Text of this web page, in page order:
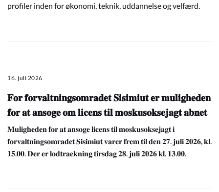
profiler inden for økonomi, teknik, uddannelse og velfærd.
16. juli 2026
𝐅𝐨𝐫 𝐟𝐨𝐫𝐯𝐚𝐥𝐭𝐧𝐢𝐧𝐠𝐬𝐨𝐦𝐫𝐚𝐝𝐞𝐭 𝐒𝐢𝐬𝐢𝐦𝐢𝐮𝐭 𝐞𝐫 𝐦𝐮𝐥𝐢𝐠𝐡𝐞𝐝𝐞𝐧
𝐟𝐨𝐫 𝐚𝐭 𝐚𝐧𝐬𝐨𝐠𝐞 𝐨𝐦 𝐥𝐢𝐜𝐞𝐧𝐬 𝐭𝐢𝐥 𝐦𝐨𝐬𝐤𝐮𝐬𝐨𝐤𝐬𝐞𝐣𝐚𝐠𝐭 𝐚𝐛𝐧𝐞𝐭
𝐌𝐮𝐥𝐢𝐠𝐡𝐞𝐝𝐞𝐧 𝐟𝐨𝐫 𝐚𝐭 𝐚𝐧𝐬𝐨𝐠𝐞 𝐥𝐢𝐜𝐞𝐧𝐬 𝐭𝐢𝐥 𝐦𝐨𝐬𝐤𝐮𝐬𝐨𝐤𝐬𝐞𝐣𝐚𝐠𝐭 𝐢
𝐟𝐨𝐫𝐯𝐚𝐥𝐭𝐧𝐢𝐧𝐠𝐬𝐨𝐦𝐫𝐚𝐝𝐞𝐭 𝐒𝐢𝐬𝐢𝐦𝐢𝐮𝐭 𝐯𝐚𝐫𝐞𝐫 𝐟𝐫𝐞𝐦 𝐭𝐢𝐥 𝐝𝐞𝐧 𝟐𝟕. 𝐣𝐮𝐥𝐢 𝟐𝟎𝟐𝟔, 𝐤𝐥.
𝟏𝟓.𝟎𝟎. 𝐃𝐞𝐫 𝐞𝐫 𝐥𝐨𝐝𝐭𝐫𝐚𝐞𝐤𝐧𝐢𝐧𝐠 𝐭𝐢𝐫𝐬𝐝𝐚𝐠 𝟐𝟖. 𝐣𝐮𝐥𝐢 𝟐𝟎𝟐𝟔 𝐤𝐥. 𝟏𝟑.𝟎𝟎.